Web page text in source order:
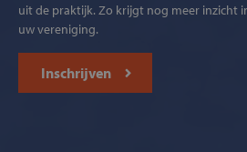
uit de praktijk. Zo krijgt nog meer inzicht
uw vereniging.
Inschrijven